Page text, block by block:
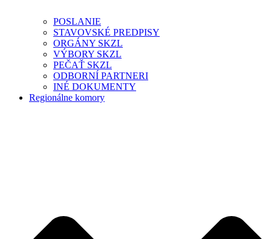
POSLANIE
STAVOVSKÉ PREDPISY
ORGÁNY SKZL
VÝBORY SKZL
PEČAŤ SKZL
ODBORNÍ PARTNERI
INÉ DOKUMENTY
Regionálne komory